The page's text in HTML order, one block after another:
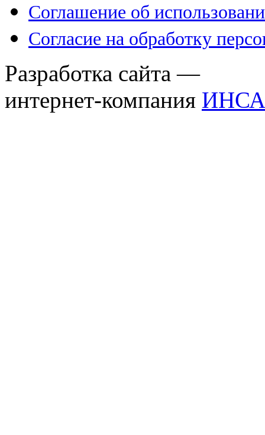
Соглашение об
Согласие на обработку
Разработка сайта —
интернет-компания